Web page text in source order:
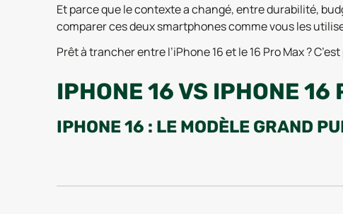
Et parce que le contexte a changé, entre durabilité,
comparer ces deux smartphones comme vous les
Prêt à trancher entre l’iPhone 16 et le 16 Pro Max ?
IPHONE 16 VS IPHONE 16
IPHONE 16 : LE MODÈLE GRAND
bonne dose de puissance et toutes les fonctionnalités
majorité d’utilisateurs.